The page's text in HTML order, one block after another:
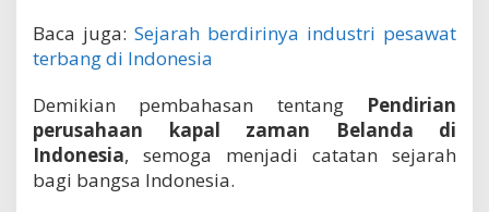
Baca juga: Sejarah berdirinya industri pesawat
terbang di Indonesia
Demikian pembahasan tentang Pendirian
perusahaan kapal zaman Belanda di
Indonesia, semoga menjadi catatan sejarah
bagi bangsa Indonesia.